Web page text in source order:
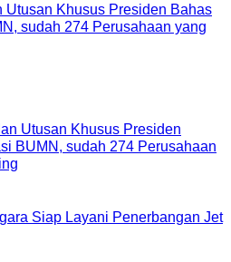
Utusan Khusus Presiden Bahas
sudah 274 Perusahaan yang
Siap Layani Penerbangan Jet